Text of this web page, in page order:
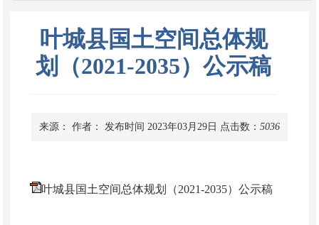
叶城县国土空间总体规
划（2021-2035）公示稿
来源： 作者： 发布时间 2023年03月29日 点击数： 5036
叶城县国土空间总体规划（2021-2035）公示稿